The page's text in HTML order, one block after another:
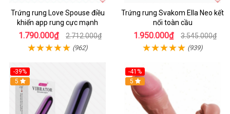
Trứng rung Love Spouse điều
khiển app rung cực mạnh
1.790.000₫ 2.712.000₫
(962)
Trứng rung Svakom Ella Neo kết
nối toàn cầu
1.950.000₫ 3.545.000₫
(939)
-39%
Hot
5
-41%
Hot
5